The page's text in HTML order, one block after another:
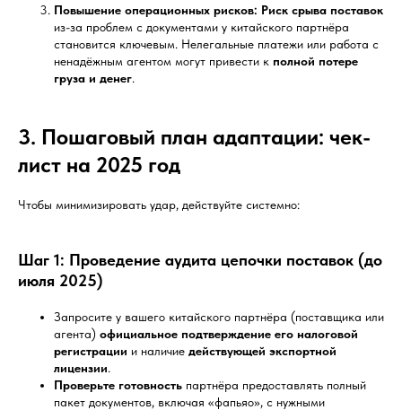
Повышение операционных рисков: Риск срыва поставок
из-за проблем с документами у китайского партнёра
становится ключевым. Нелегальные платежи или работа с
ненадёжным агентом могут привести к полной потере
груза и денег.
3. Пошаговый план адаптации: чек-
лист на 2025 год
Чтобы минимизировать удар, действуйте системно:
Шаг 1: Проведение аудита цепочки поставок (до
июля 2025)
Запросите у вашего китайского партнёра (поставщика или
агента) официальное подтверждение его налоговой
регистрации и наличие действующей экспортной
лицензии.
Проверьте готовность партнёра предоставлять полный
пакет документов, включая «фапьяо», с нужными